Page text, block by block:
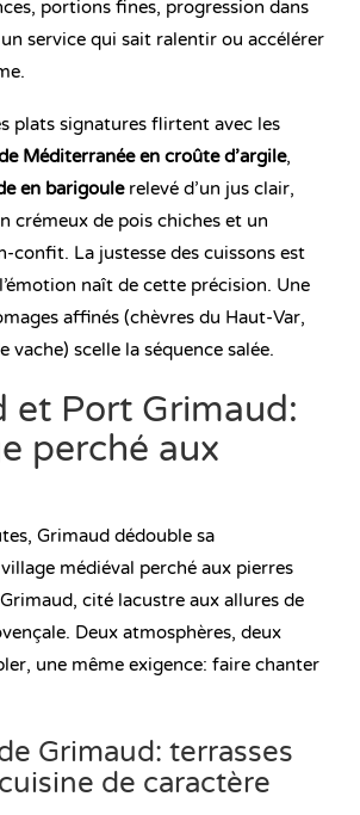
portions fines, progression dans
service qui sait ralentir ou accélérer
plats signatures flirtent avec les
Méditerranée en croûte d’argile,
en barigoulerelevé d’un jus clair,
crémeux de pois chiches et un
confit. La justesse des cuissons est
naît de cette précision. Une
affinés (chèvres du Haut-Var,
vache) scelle la séquence salée.
et Port Grimaud:
perché aux
Grimaud dédouble sa
médiéval perché aux pierres
cité lacustre aux allures de
Deux atmosphères, deux
une même exigence: faire chanter
Grimaud: terrasses
de caractère